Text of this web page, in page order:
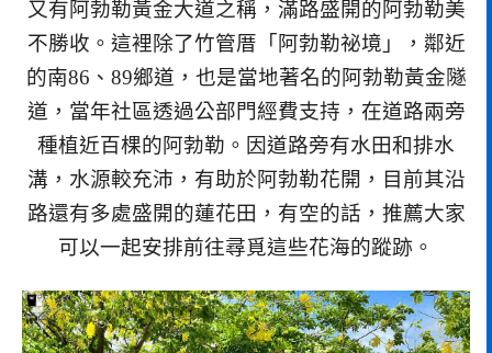
又有阿勃勒黃金大道之稱，滿路盛開的阿勃勒美
不勝收。這裡除了竹管厝「阿勃勒祕境」，鄰近
的南86、89鄉道，也是當地著名的阿勃勒黃金隧
道，當年社區透過公部門經費支持，在道路兩旁
種植近百棵的阿勃勒。因道路旁有水田和排水
溝，水源較充沛，有助於阿勃勒花開，目前其沿
路還有多處盛開的蓮花田，有空的話，推薦大家
可以一起安排前往尋覓這些花海的蹤跡。